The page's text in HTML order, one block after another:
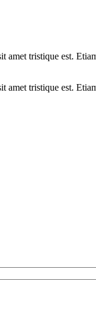
tristique est.
tristique est.